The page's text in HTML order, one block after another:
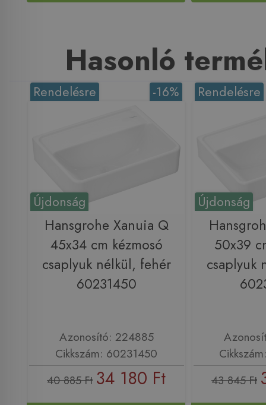
Hasonló
Újdonság
-16%
Rendelésre
Hansgrohe Xanuia Q
45x34 cm kézmosó
csaplyuk nélkül, fehér
60231450
Azonosító: 224885
Cikkszám: 60231450
40 885 Ft 34 180 Ft
Újdonság
Rendelésre
50x39
csaplyuk
43 845 Ft